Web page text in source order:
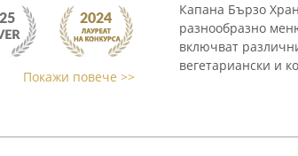
Покажи повече >>
Капана Бързо
разнообразно
включват
вегетариански и